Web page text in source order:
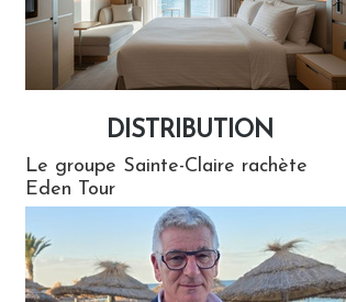
DISTRIBUTION
Le groupe Sainte-Claire rachète
Eden Tour